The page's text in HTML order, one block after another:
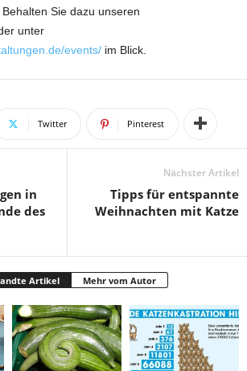
Sie dazu unseren
unter
events/ im Blick.
Twitter Pinterest
in
des
Nächster Artikel
Tipps für entspannte
Weihnachten mit Katze
Artikel Mehr vom Autor